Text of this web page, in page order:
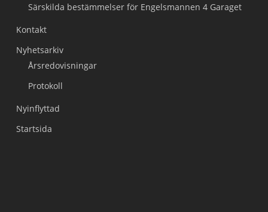
Särskilda bestämmelser för Engelsmannen 4 Garaget
Kontakt
Nyhetsarkiv
Årsredovisningar
Protokoll
Nyinflyttad
Startsida